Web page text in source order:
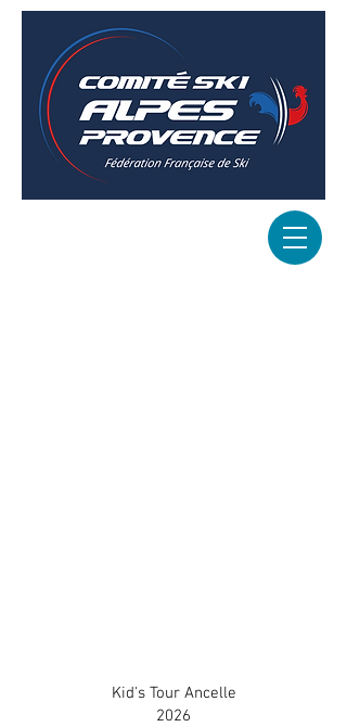
Kid's Tour Ancelle
2026